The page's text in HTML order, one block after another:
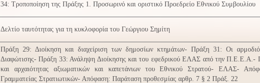
34: Τροποποίηση της Πράξης 1. Προσωρινό και οριστικό Προεδρείο Εθνικού Συμβουλίου
Δελτίο ταυτότητας για τη κυκλοφορία του Γεώργιου Σημίτη
Πράξη 29: Διοίκηση και διαχείριση των δημοσίων κτημάτων- Πράξη 31: Οι
Διαφώτισης- Πράξη 33: Ανάληψη Διοίκησης και του εφεδρικού ΕΛΑΣ από την Π.Ε.Ε.Α.-
και αρχαιότητας αξιωματικών και καπετάνιων του Εθνικού Στρατού- ΕΛΑΣ-
Γραμματείας Στρατιωτικών- Απόφαση: Παράταση προθεσμίας αρθρ. 7 § 2 Πράξ. 22